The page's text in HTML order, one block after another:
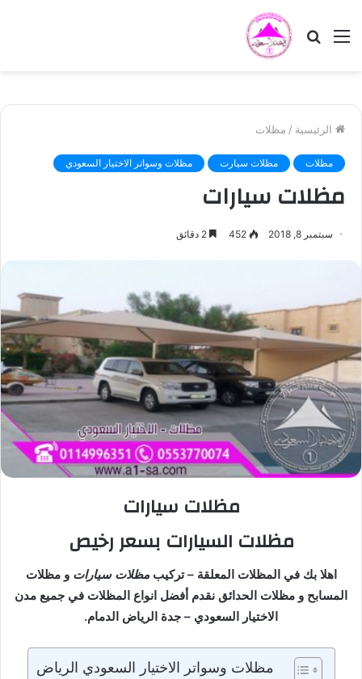
القائمة بحث
الرئيسية / مظلات
مظلات مظلات سيارت مظلات وسواتر الاختيار السعودي
مظلات سيارات
سبتمبر 8, 2018 452
مظلات سيارات
مظلات السيارات بسعر رخيص
اهلا بك في المظلات المعلقة – تركيبمظلات سيارات و مظلات
المسابح و مظلات الحدائق نقدم أفضل انواع المظلات في جميع مدن
الاختيار السعودي – جدة الرياض الدمام.
مظلات وسواتر الاختيار السعودي الرياض